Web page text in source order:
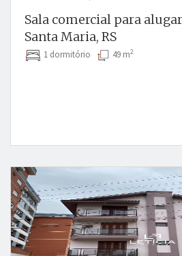
Sala comercial para
Santa Maria, RS
1 dormitório 49 m2